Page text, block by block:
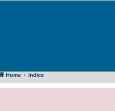
Home Indice